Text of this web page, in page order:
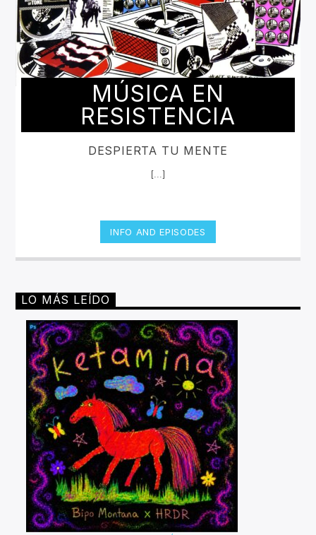
MÚSICA EN
RESISTENCIA
DESPIERTA TU MENTE
[...]
INFO AND EPISODES
LO MÁS LEÍDO